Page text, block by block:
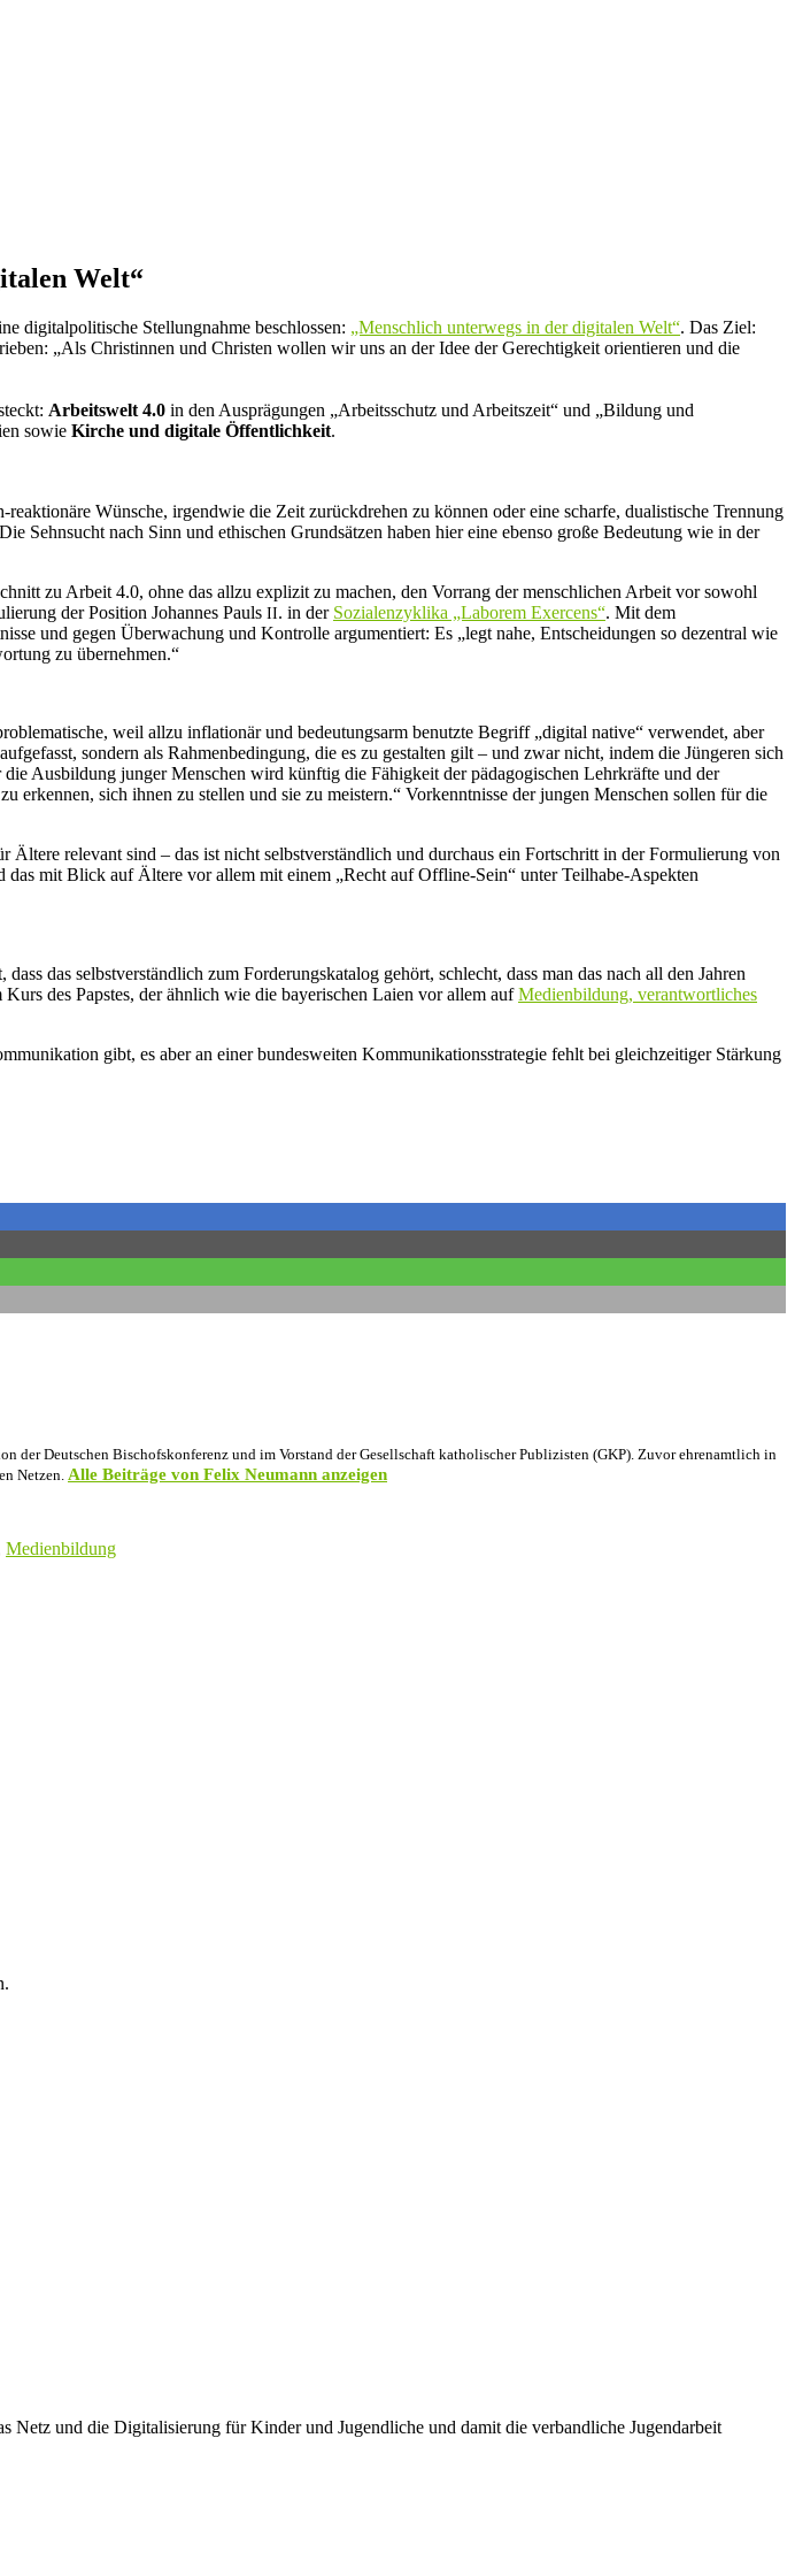
Welt“
digitalpolitische Stellungnahme beschlossen: „Menschlich unterwegs in der digitalen Welt“. Das Ziel:
„Als Christinnen und Christen wollen wir uns an der Idee der Gerechtigkeit orientieren und die
Arbeitswelt 4.0 in den Ausprägungen „Arbeitsschutz und Arbeitszeit“ und „Bildung und
sowie Kirche und digitale Öffentlichkeit.
reaktionäre Wünsche, irgendwie die Zeit zurückdrehen zu können oder eine scharfe, dualistische Trennung
Sehnsucht nach Sinn und ethischen Grundsätzen haben hier eine ebenso große Bedeutung wie in der
zu Arbeit 4.0, ohne das allzu explizit zu machen, den Vorrang der menschlichen Arbeit vor sowohl
der Position Johannes Pauls II. in der Sozialenzyklika „Laborem Exercens“. Mit dem
und gegen Überwachung und Kontrolle argumentiert: Es „legt nahe, Entscheidungen so dezentral wie
zu übernehmen.“
weil allzu inflationär und bedeutungsarm benutzte Begriff „digital native“ verwendet, aber
sondern als Rahmenbedingung, die es zu gestalten gilt – und zwar nicht, indem die Jüngeren sich
Ausbildung junger Menschen wird künftig die Fähigkeit der pädagogischen Lehrkräfte und der
sich ihnen zu stellen und sie zu meistern.“ Vorkenntnisse der jungen Menschen sollen für die
relevant sind – das ist nicht selbstverständlich und durchaus ein Fortschritt in der Formulierung von
das mit Blick auf Ältere vor allem mit einem „Recht auf Offline-Sein“ unter Teilhabe-Aspekten
das selbstverständlich zum Forderungskatalog gehört, schlecht, dass man das nach all den Jahren
des Papstes, der ähnlich wie die bayerischen Laien vor allem aufMedienbildung, verantwortliches
gibt, es aber an einer bundesweiten Kommunikationsstrategie fehlt bei gleichzeitiger Stärkung
Deutschen Bischofskonferenz und im Vorstand der Gesellschaft katholischer Publizisten (GKP). Zuvor ehrenamtlich in
Netzen. Alle Beiträge von Felix Neumann anzeigen
Medienbildung
Netz und die Digitalisierung für Kinder und Jugendliche und damit die verbandliche Jugendarbeit